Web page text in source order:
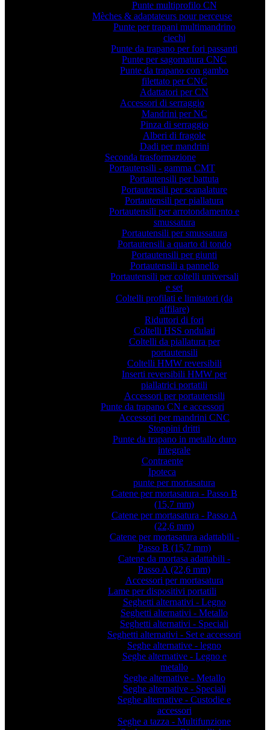
Punte multiprofilo CN
Mèches & adaptateurs pour perceuse
Punte per trapani multimandrino
ciechi
Punte da trapano per fori passanti
Punte per sagomatura CNC
Punte da trapano con gambo
filettato per CNC
Adattatori per CN
Accessori di serraggio
Mandrini per NC
Pinza di serraggio
Alberi di fragole
Dadi per mandrini
Seconda trasformazione
Portautensili - gamma CMT
Portautensili per battuta
Portautensili per scanalature
Portautensili per piallatura
Portautensili per arrotondamento e
smussatura
Portautensili per smussatura
Portautensili a quarto di tondo
Portautensili per giunti
Portautensili a pannello
Portautensili per coltelli universali
e set
Coltelli profilati e limitatori (da
affilare)
Riduttori di fori
Coltelli HSS ondulati
Coltelli da piallatura per
portautensili
Coltelli HMW reversibili
Inserti reversibili HMW per
piallatrici portatili
Accessori per portautensili
Punte da trapano CN e accessori
Accessori per mandrini CNC
Stoppini dritti
Punte da trapano in metallo duro
integrale
Contraente
Ipoteca
punte per mortasatura
Catene per mortasatura - Passo B
(15,7 mm)
Catene per mortasatura - Passo A
(22,6 mm)
Catene per mortasatura adattabili -
Passo B (15,7 mm)
Catene da mortasa adattabili -
Passo A (22,6 mm)
Accessori per mortasatura
Lame per dispositivi portatili
Seghetti alternativi - Legno
Seghetti alternativi - Metallo
Seghetti alternativi - Speciali
Seghetti alternativi - Set e accessori
Seghe alternative - legno
Seghe alternative - Legno e
metallo
Seghe alternative - Metallo
Seghe alternative - Speciali
Seghe alternative - Custodie e
accessori
Seghe a tazza - Multifunzione